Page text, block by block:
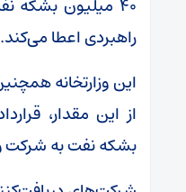
۴۰ میلیون بشکه
راهبردی اعطا می‌کند.
این وزارتخانه
بشکه نفت به شرکت